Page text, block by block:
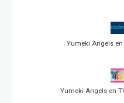
Yumeki Angels en
Yumeki Angels en